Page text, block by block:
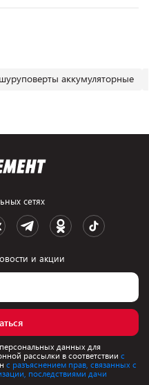
аккумуляторные
сетях
и акции
данных для
рассылки в соответствии с
с разъяснением прав, связанных с
последствиями дачи